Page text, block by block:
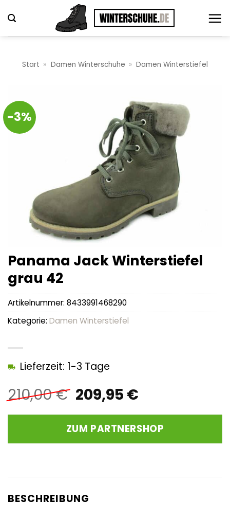
Inhalt
springen
Start » Damen Winterschuhe » Damen Winterstiefel
-3%
Panama Jack Winterstiefel
grau 42
210,00€ Ursprünglicher
Preis
war:
210,00 €
209,95 €Aktueller
ist:
209,95 €.
Lieferzeit: 1-3 Tage
ZUM PARTNERSHOP
Artikelnummer: 8433991468290
Kategorie: Damen Winterstiefel
BESCHREIBUNG